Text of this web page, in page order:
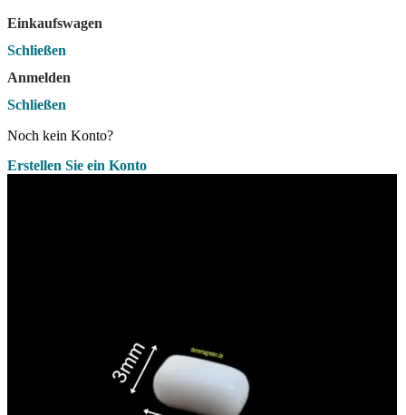
Einkaufswagen
Schließen
Anmelden
Schließen
Noch kein Konto?
Erstellen Sie ein Konto